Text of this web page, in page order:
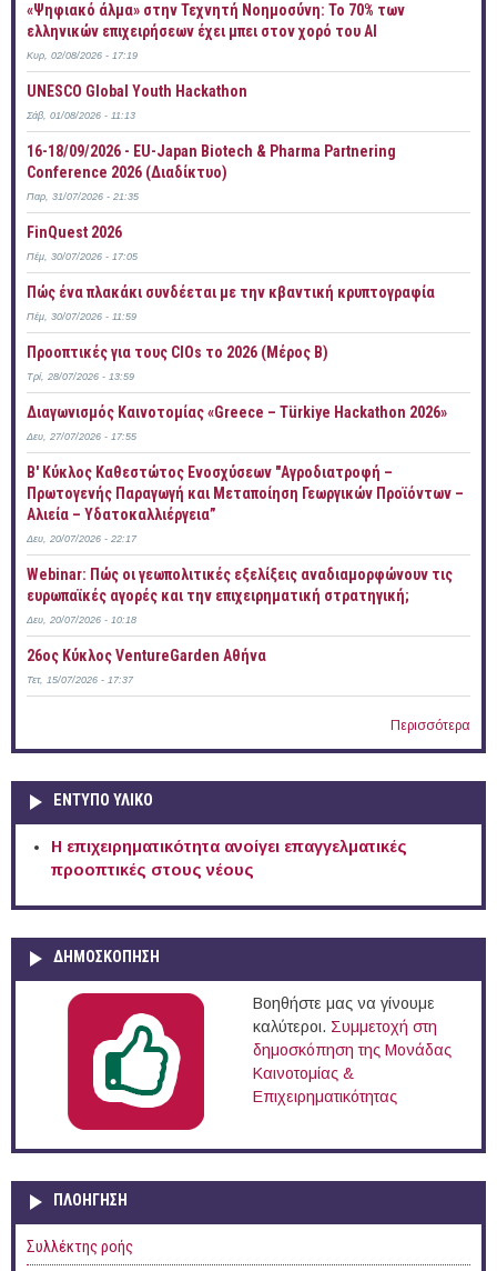
«Ψηφιακό άλμα» στην Τεχνητή Νοημοσύνη: Το 70% των
ελληνικών επιχειρήσεων έχει μπει στον χορό του AI
Κυρ, 02/08/2026 - 17:19
UNESCO Global Youth Hackathon
Σάβ, 01/08/2026 - 11:13
16-18/09/2026 - EU-Japan Biotech & Pharma Partnering
Conference 2026 (Διαδίκτυο)
Παρ, 31/07/2026 - 21:35
FinQuest 2026
Πέμ, 30/07/2026 - 17:05
Πώς ένα πλακάκι συνδέεται με την κβαντική κρυπτογραφία
Πέμ, 30/07/2026 - 11:59
Προοπτικές για τους CIOs το 2026 (Μέρος Β)
Τρί, 28/07/2026 - 13:59
Διαγωνισμός Καινοτομίας «Greece – Türkiye Hackathon 2026»
Δευ, 27/07/2026 - 17:55
B' Κύκλος Καθεστώτος Ενοσχύσεων "Αγροδιατροφή –
Πρωτογενής Παραγωγή και Μεταποίηση Γεωργικών Προϊόντων –
Αλιεία – Υδατοκαλλιέργεια”
Δευ, 20/07/2026 - 22:17
Webinar: Πώς οι γεωπολιτικές εξελίξεις αναδιαμορφώνουν τις
ευρωπαϊκές αγορές και την επιχειρηματική στρατηγική;
Δευ, 20/07/2026 - 10:18
26ος Κύκλος VentureGarden Αθήνα
Τετ, 15/07/2026 - 17:37
Περισσότερα
ΕΝΤΥΠΟ ΥΛΙΚΟ
Η επιχειρηματικότητα ανοίγει επαγγελματικές
προοπτικές στους νέους
ΔΗΜΟΣΚΟΠΗΣΗ
Βοηθήστε μας να γίνουμε
καλύτεροι. Συμμετοχή στη
δημοσκόπηση της Μονάδας
Καινοτομίας &
Επιχειρηματικότητας
ΠΛΟΉΓΗΣΗ
Συλλέκτης ροής